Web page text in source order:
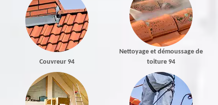
Couvreur 94
Nettoyage et démoussage de
toiture 94